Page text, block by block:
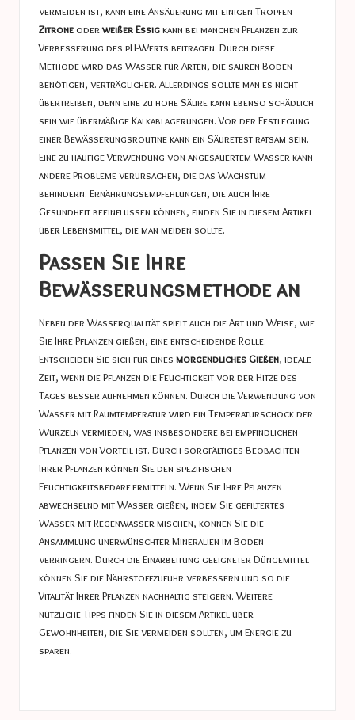
vermeiden ist, kann eine Ansäuerung mit einigen Tropfen
Zitrone oderweißer Essigkann bei manchen Pflanzen zur
Verbesserung des pH-Werts beitragen. Durch diese
Methode wird das Wasser für Arten, die sauren Boden
benötigen, verträglicher. Allerdings sollte man es nicht
übertreiben, denn eine zu hohe Säure kann ebenso schädlich
sein wie übermäßige Kalkablagerungen. Vor der Festlegung
einer Bewässerungsroutine kann ein Säuretest ratsam sein.
Eine zu häufige Verwendung von angesäuertem Wasser kann
andere Probleme verursachen, die das Wachstum
behindern. Ernährungsempfehlungen, die auch Ihre
Gesundheit beeinflussen können, finden Sie in diesem Artikel
über Lebensmittel, die man meiden sollte.
Passen Sie Ihre
Bewässerungsmethode an
Neben der Wasserqualität spielt auch die Art und Weise, wie
Sie Ihre Pflanzen gießen, eine entscheidende Rolle.
Entscheiden Sie sich für eines morgendliches Gießen, ideale
Zeit, wenn die Pflanzen die Feuchtigkeit vor der Hitze des
Tages besser aufnehmen können. Durch die Verwendung von
Wasser mit Raumtemperatur wird ein Temperaturschock der
Wurzeln vermieden, was insbesondere bei empfindlichen
Pflanzen von Vorteil ist. Durch sorgfältiges Beobachten
Ihrer Pflanzen können Sie den spezifischen
Feuchtigkeitsbedarf ermitteln. Wenn Sie Ihre Pflanzen
abwechselnd mit Wasser gießen, indem Sie gefiltertes
Wasser mit Regenwasser mischen, können Sie die
Ansammlung unerwünschter Mineralien im Boden
verringern. Durch die Einarbeitung geeigneter Düngemittel
können Sie die Nährstoffzufuhr verbessern und so die
Vitalität Ihrer Pflanzen nachhaltig steigern. Weitere
nützliche Tipps finden Sie in diesem Artikel über
Gewohnheiten, die Sie vermeiden sollten, um Energie zu
sparen.